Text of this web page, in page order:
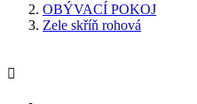
OBÝVACÍ POKOJ
Zele skříň rohová
